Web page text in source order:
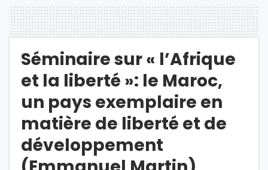
Séminaire sur « l’Afrique
et la liberté »: le Maroc,
un pays exemplaire en
matière de liberté et de
développement